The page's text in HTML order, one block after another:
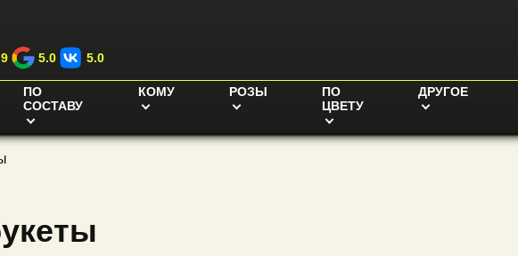
5.0 5.0
ПО
СОСТАВУ
КОМУ РОЗЫ
ПО
ЦВЕТУ
ДРУГОЕ